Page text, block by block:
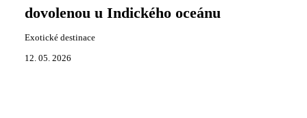
dovolenou u Indického oceánu
Exotické destinace
12. 05. 2026